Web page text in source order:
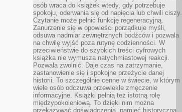
osób wraca do książek wtedy, gdy potrzebuje
spokoju, oderwania się od napięcia lub chwili ciszy.
Czytanie może pełnić funkcję regeneracyjną.
Zanurzenie się w opowieści porządkuje myśli,
odsuwa nadmiar zewnętrznych bodźców i pozwala
na chwilę wyjść poza rutynę codzienności. W
przeciwieństwie do szybkich treści cyfrowych
książka nie wymusza natychmiastowej reakcji.
Pozwala zwolnić. Daje czas na zatrzymanie,
zastanowienie się i spokojne przeżycie danej
historii. To szczególnie cenne w świecie, w którym
wiele osób odczuwa przewlekłe zmęczenie
informacyjne. Książki pełnią też istotną rolę
międzypokoleniową. To dzięki nim można
przekazywać doświadczenia, pamięć historyczną,